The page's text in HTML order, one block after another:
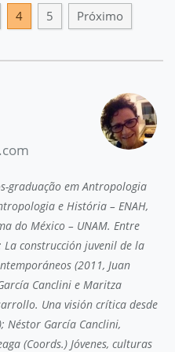
4 5 Próximo
graduação em Antropologia
e História – ENAH,
do México – UNAM. Entre
La construcción juvenil de la
(2011, Juan
Canclini e Maritza
Una visión crítica desde
Néstor García Canclini,
(Coords.) Jóvenes, culturas